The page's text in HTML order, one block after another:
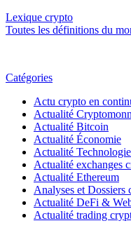
Lexique crypto
Toutes les définitions du
Catégories
Actu crypto en
Actualité
Actualité Bitcoin
Actualité Économie
Actualité
Actualité exchanges
Actualité Ethereum
Analyses et Dossiers
Actualité DeFi &
Actualité trading